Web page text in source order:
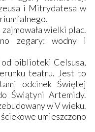
i Mitrydatesa w
wielki plac.
zegary: wodny i
biblioteki Celsusa,
teatru. Jest to
odcinek Świętej
Świątyni Artemidy.
w V wieku.
umieszczono